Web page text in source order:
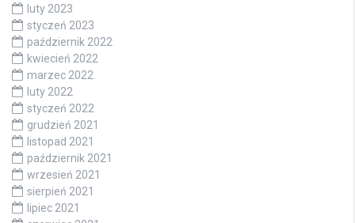
luty 2023
styczeń 2023
październik 2022
kwiecień 2022
marzec 2022
luty 2022
styczeń 2022
grudzień 2021
listopad 2021
październik 2021
wrzesień 2021
sierpień 2021
lipiec 2021